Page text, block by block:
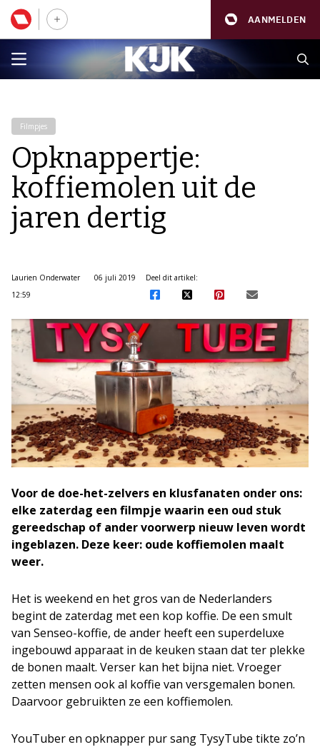
AANMELDEN
Filmpjes
Opknappertje:
koffiemolen uit de
jaren dertig
Laurien Onderwater
06 juli 2019
12:59
Deel dit artikel:
Voor de doe-het-zelvers en klusfanaten onder ons:
elke zaterdag een filmpje waarin een oud stuk
gereedschap of ander voorwerp nieuw leven wordt
ingeblazen. Deze keer: oude koffiemolen maalt
weer.
Het is weekend en het gros van de Nederlanders
begint de zaterdag met een kop koffie. De een smult
van Senseo-koffie, de ander heeft een superdeluxe
ingebouwd apparaat in de keuken staan dat ter plekke
de bonen maalt. Verser kan het bijna niet. Vroeger
zetten mensen ook al koffie van versgemalen bonen.
Daarvoor gebruikten ze een koffiemolen.
YouTuber en opknapper pur sang TysyTube tikte zo’n